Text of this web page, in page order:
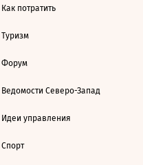
Как потратить
Туризм
Форум
Ведомости Северо-Запад
Идеи управления
Спорт